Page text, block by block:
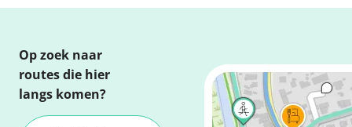
Op zoek naar
routes die hier
langs komen?